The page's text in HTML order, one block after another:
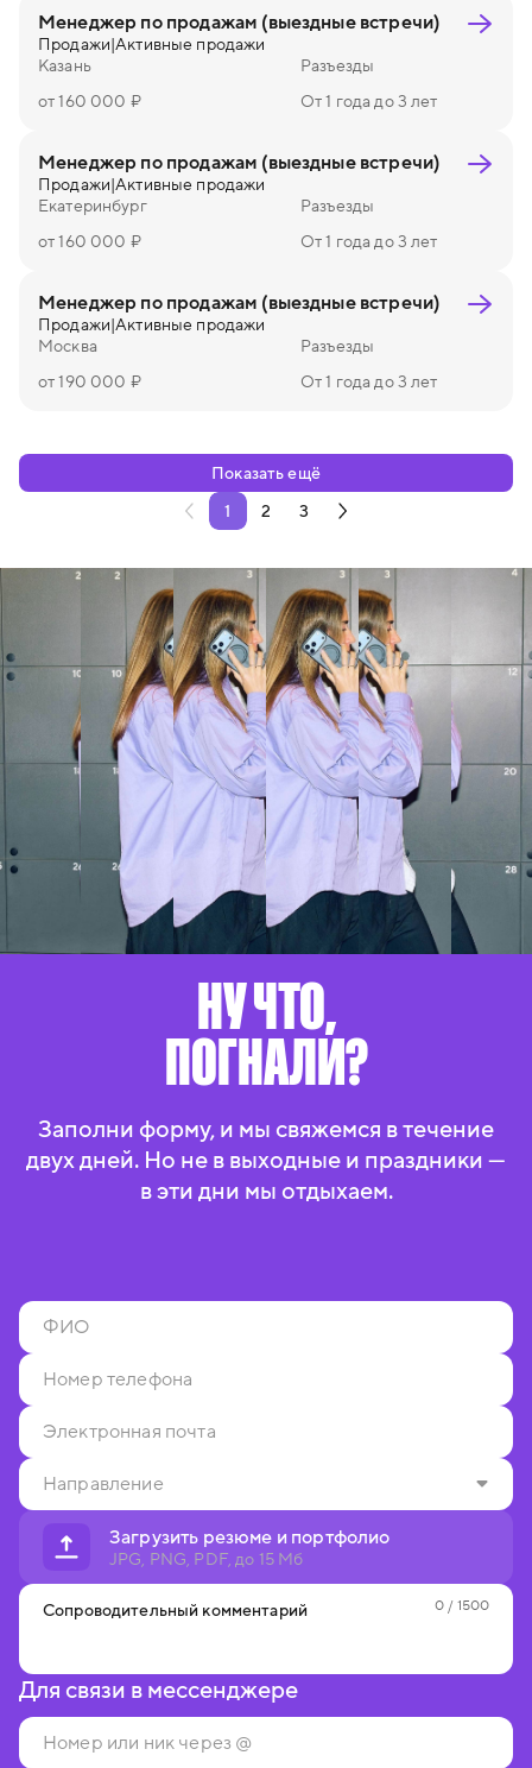
Менеджер по продажам (выездные встречи)
Продажи|Активные продажи
Казань
Разъезды
от 160 000 ₽
От 1 года до 3 лет
Менеджер по продажам (выездные встречи)
Продажи|Активные продажи
Екатеринбург
Разъезды
от 160 000 ₽
От 1 года до 3 лет
Менеджер по продажам (выездные встречи)
Продажи|Активные продажи
Москва
Разъезды
от 190 000 ₽
От 1 года до 3 лет
Показать ещё
1
2 3
НУ ЧТО,
ПОГНАЛИ?
Заполни форму, и мы свяжемся в течение
двух дней. Но не в выходные и праздники —
в эти дни мы отдыхаем.
Загрузить резюме и портфолио
JPG, PNG, PDF, до 15 Мб
Сопроводительный комментарий 0 / 1500
Для связи в мессенджере